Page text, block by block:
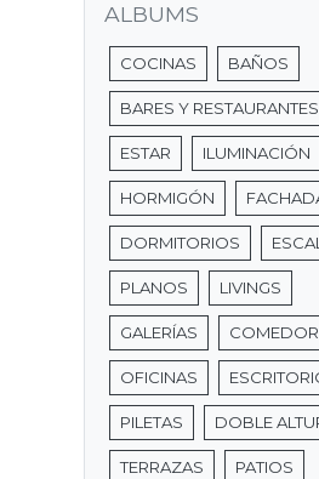
ALBUMS
COCINAS BAÑOS
BARES Y RESTAURANTES
ESTAR ILUMINACIÓN
HORMIGÓN
DORMITORIOS
PLANOS LIVINGS
GALERÍAS COMEDOR
OFICINAS
PILETAS DOBLE
TERRAZAS PATIOS